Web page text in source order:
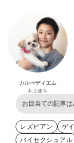
カルぺディエム
井上健斗
レズビアン ゲイ
バイセクシュアル